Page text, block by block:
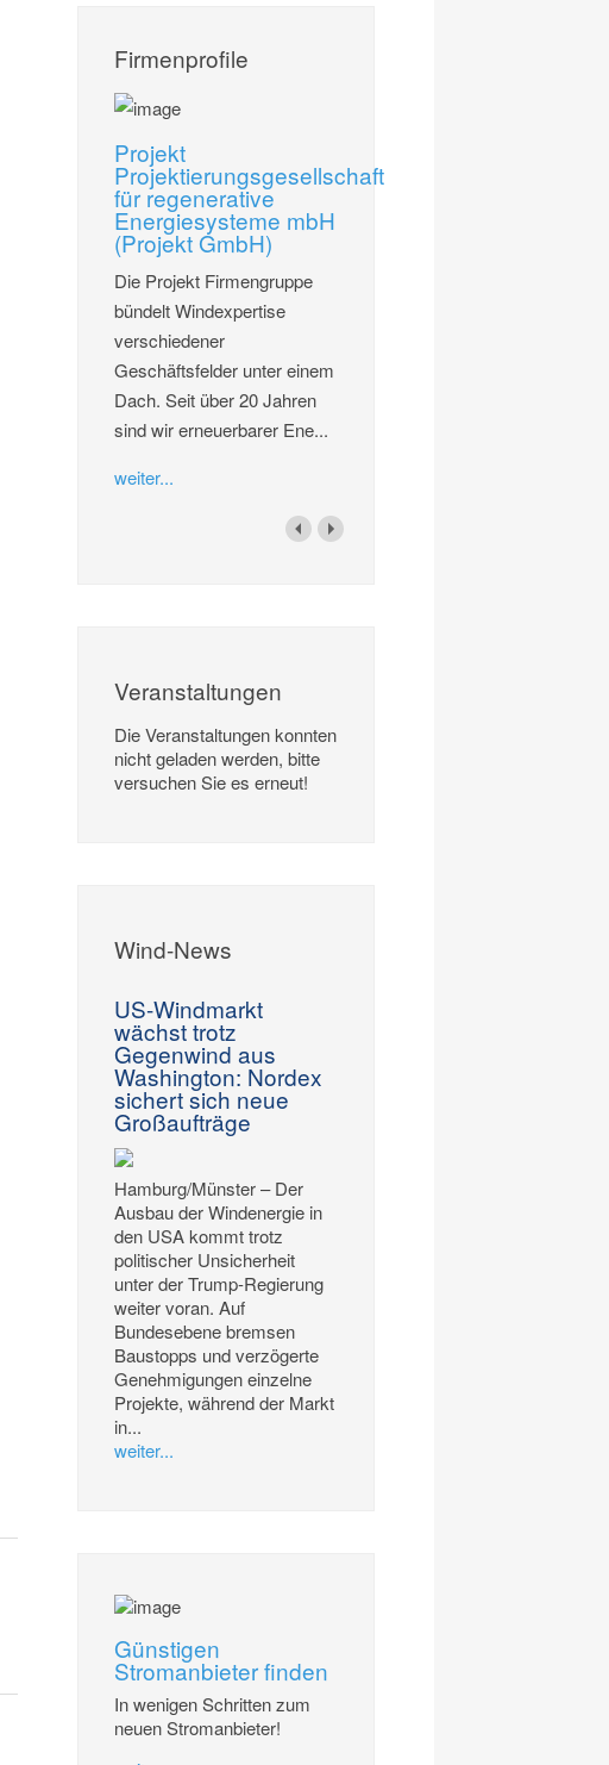
Firmenprofile
Projekt
Projektierungsgesellschaft
für regenerative
Energiesysteme mbH
(Projekt GmbH)
Die Projekt Firmengruppe
bündelt Windexpertise
verschiedener
Geschäftsfelder unter einem
Dach. Seit über 20 Jahren
sind wir erneuerbarer Ene...
weiter...
Veranstaltungen
Die Veranstaltungen konnten
nicht geladen werden, bitte
versuchen Sie es erneut!
Wind-News
US-Windmarkt
wächst trotz
Gegenwind aus
Washington: Nordex
sichert sich neue
Großaufträge
Hamburg/Münster – Der
Ausbau der Windenergie in
den USA kommt trotz
politischer Unsicherheit
unter der Trump-Regierung
weiter voran. Auf
Bundesebene bremsen
Baustopps und verzögerte
Genehmigungen einzelne
Projekte, während der Markt
in...
weiter...
Günstigen
Stromanbieter finden
In wenigen Schritten zum
neuen Stromanbieter!